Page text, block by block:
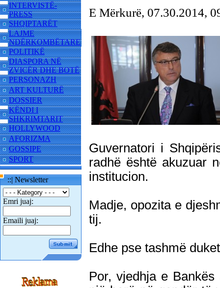
INTERVISTË-
PRESS
SHQIPTARËT
LAJME
NDËRKOMBËTARE
POLITIKË
DIASPORA NË
ZVICËR DHE BOTË
PERSONAZH
ART KULTURË
DOSSIER
KËNDI I
SHKRIMTARIT
HOLLYWOOD
AFORIZMA
GOSSIPE
SPORT
::| Newsletter
Emri juaj:
Emaili juaj:
E Mërkurë, 07.30.2014,
Guvernatori i
radhë është akuzuar
institucion.
Madje, opozita e
tij.
Edhe pse tashmë
Por, vjedhja e